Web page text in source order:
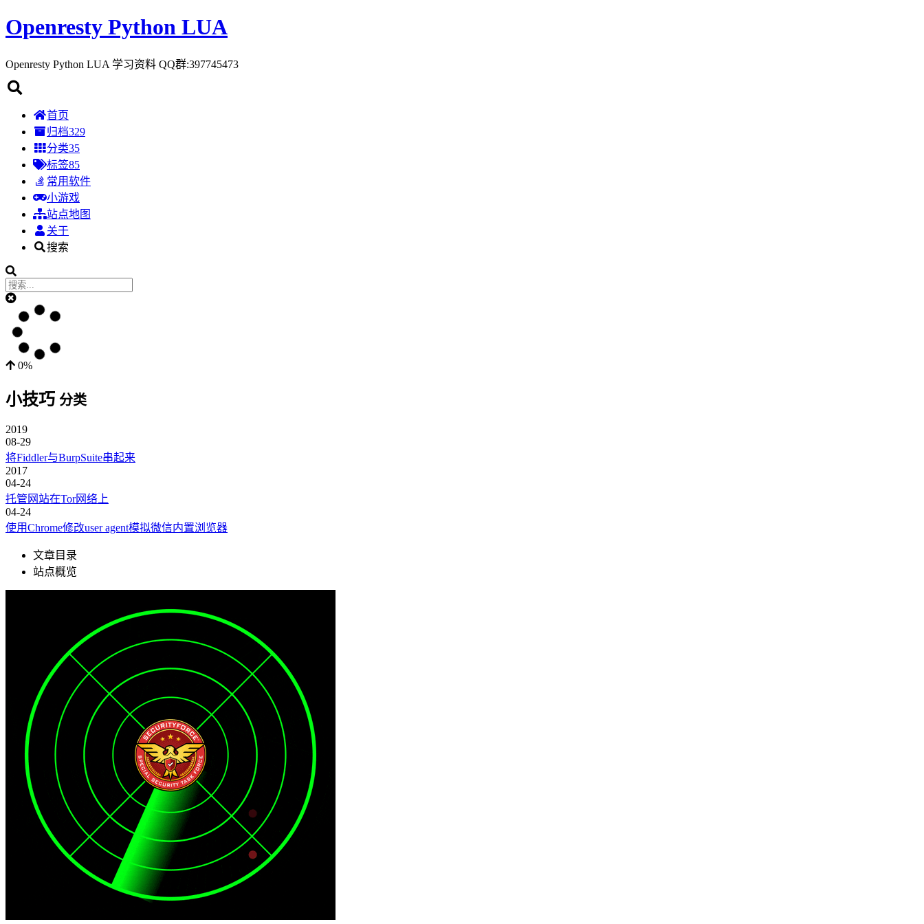
Openresty Python LUA
Openresty Python LUA 学习资料 QQ群:397745473
首页
归档329
分类35
标签85
常用软件
小游戏
站点地图
关于
搜索
0%
小技巧 分类
2019
08-29
将Fiddler与BurpSuite串起来
2017
04-24
托管网站在Tor网络上
04-24
使用Chrome修改user agent模拟微信内置浏览器
文章目录
站点概览